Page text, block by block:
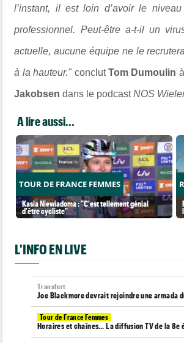
l’instant, il est loin d’avoir le
professionnel. Peut-être a-t-il un
actuelle, aucune équipe ne le
à la hauteur." conclutTom Dumoulin
Jakobsen dans le podcastNOS
A lire aussi...
TOUR DE FRANCE FEMMES
Kasia Niewiadoma : "C'est tellement génial
d'être cycliste"
L'INFO EN LIVE
Transfert
Joe Blackmore devrait rejoindre une armada
Tour de France Femmes
Horaires et chaînes… La diffusion TV de la 8e